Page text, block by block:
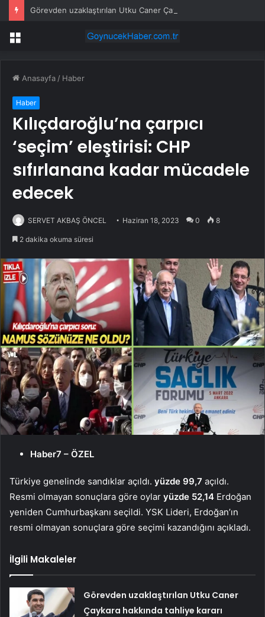
Menü
Anasayfa / Haber
Haber
Kılıçdaroğlu’na çarpıcı
‘seçim’ eleştirisi: CHP
sıfırlanana kadar mücadele
edecek
SERVET AKBAŞ ÖNCEL Haziran 18, 2023 0 8
2 dakika okuma süresi
Haber7 – ÖZEL
Türkiye genelinde sandıklar açıldı. yüzde 99,7 açıldı.
Resmi olmayan sonuçlara göre oylar yüzde 52,14 Erdoğan
yeniden Cumhurbaşkanı seçildi. YSK Lideri, Erdoğan’ın
resmi olmayan sonuçlara göre seçimi kazandığını açıkladı.
İlgili Makaleler
Görevden uzaklaştırılan Utku Caner
Çaykara hakkında tahliye kararı